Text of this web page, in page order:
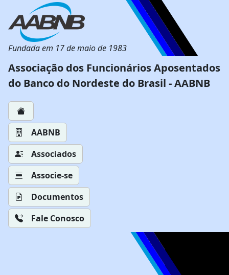
Fundada em 17 de maio de 1983
Associação dos Funcionários Aposentados
do Banco do Nordeste do Brasil - AABNB
AABNB
Associados
Associe-se
Documentos
Fale Conosco